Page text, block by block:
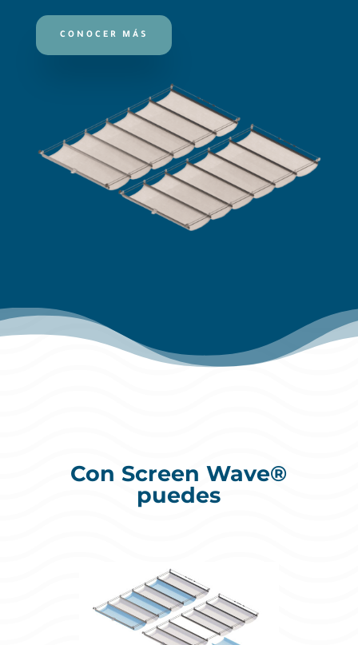
CONOCER MÁS
Con Screen Wave®
puedes